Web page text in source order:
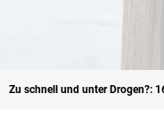
Zu schnell und unter Drogen?: